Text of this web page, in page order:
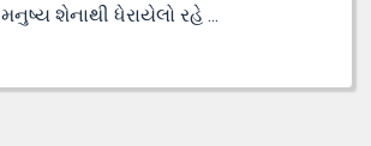
મનુષ્ય શેનાથી ધેરાયેલો રહે ...